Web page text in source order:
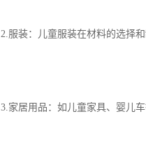
2.服装：儿童服装在材料的选择
3.家居用品：如儿童家具、婴儿